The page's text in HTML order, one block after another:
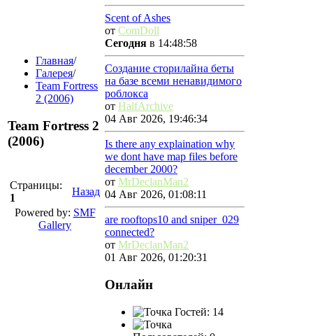
Главная/
Галерея/
Team Fortress
2 (2006)
Team Fortress 2
(2006)
Страницы:
1
Назад
Powered by: SMF
Gallery
Scent of Ashes
от ComDoll
Сегодня в 14:48:58
Создание сторилайна беты
на базе всеми ненавидимого
роблокса
от HalfArchive
04 Авг 2026, 19:46:34
Is there any explaination why
we dont have map files before
december 2000?
от MrDeclanMan2
04 Авг 2026, 01:08:11
are rooftops10 and sniper_029
connected?
от MrDeclanMan2
01 Авг 2026, 01:20:31
Онлайн
Гостей: 14